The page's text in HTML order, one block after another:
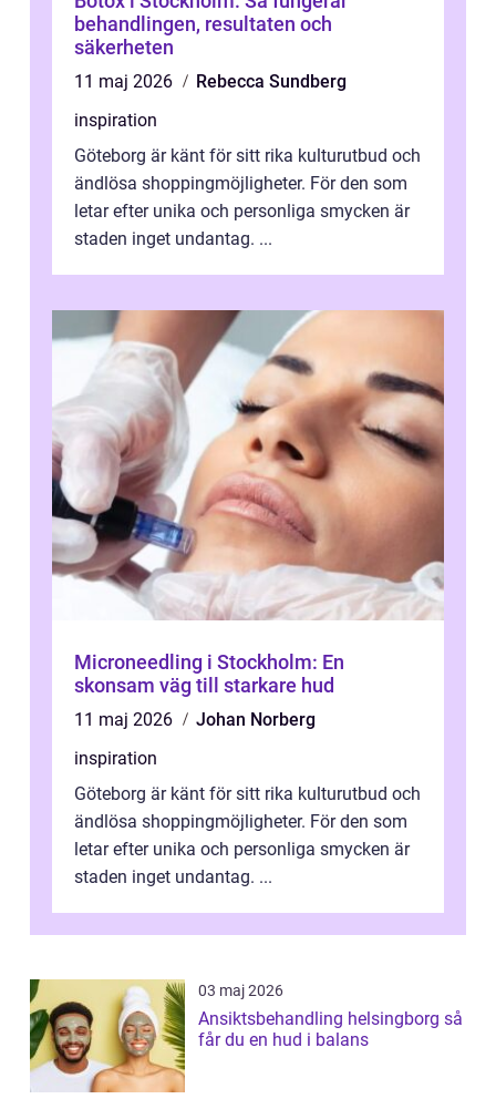
behandlingen, resultaten och
säkerheten
11 maj 2026
Rebecca Sundberg
inspiration
Göteborg är känt för sitt rika kulturutbud och
ändlösa shoppingmöjligheter. För den som
letar efter unika och personliga smycken är
staden inget undantag. ...
Microneedling i Stockholm: En
skonsam väg till starkare hud
11 maj 2026
Johan Norberg
inspiration
Göteborg är känt för sitt rika kulturutbud och
ändlösa shoppingmöjligheter. För den som
letar efter unika och personliga smycken är
staden inget undantag. ...
03 maj 2026
Ansiktsbehandling helsingborg så
får du en hud i balans